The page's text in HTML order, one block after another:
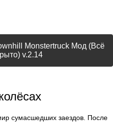
Monstertruck Мод (Всё
v.2.14
сумасшедших заездов. После